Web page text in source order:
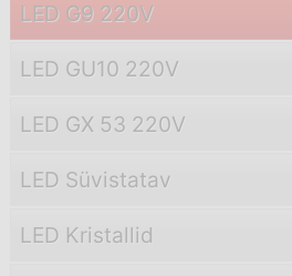
LED G9 220V
LED GU10 220V
LED GX 53 220V
LED Süvistatav
LED Kristallid